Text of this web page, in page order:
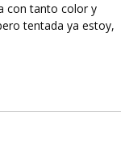
con tanto color y
tentada ya estoy,